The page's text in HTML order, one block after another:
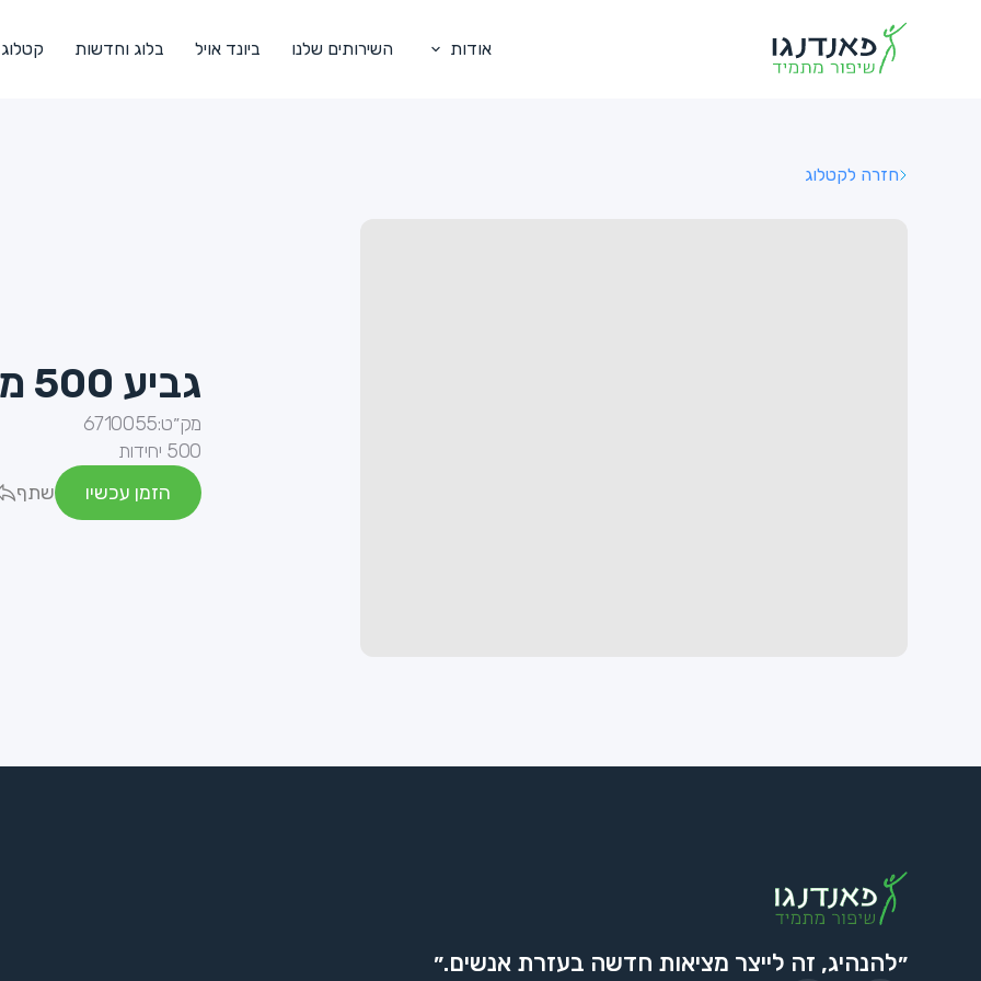
אודות השירותים שלנו ביונד אויל בלוג וחדשות קטלוג
חזרה לקטלוג
גביע 500 מתכלה מקנה סוכר
מק״ט:6710055
500 יחידות
הזמן עכשיו
שתף
״להנהיג, זה לייצר מציאות חדשה בעזרת אנשים.״